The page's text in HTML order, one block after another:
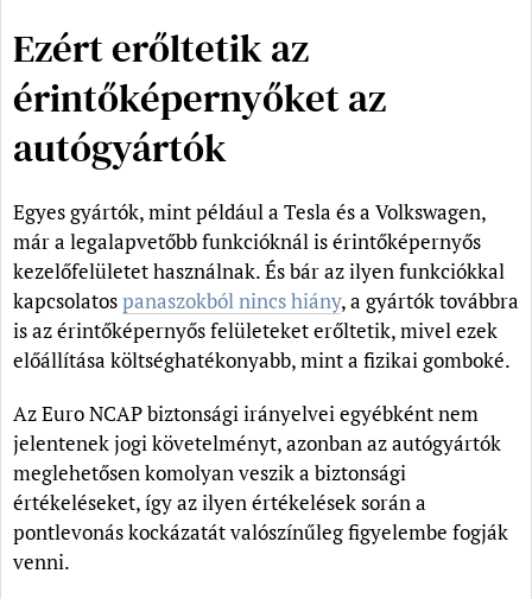
Ezért erőltetik az
érintőképernyőket az
autógyártók
Egyes gyártók, mint például a Tesla és a Volkswagen,
már a legalapvetőbb funkcióknál is érintőképernyős
kezelőfelületet használnak. És bár az ilyen funkciókkal
kapcsolatospanaszokból nincs hiány, a gyártók továbbra
is az érintőképernyős felületeket erőltetik, mivel ezek
előállítása költséghatékonyabb, mint a fizikai gomboké.
Az Euro NCAP biztonsági irányelvei egyébként nem
jelentenek jogi követelményt, azonban az autógyártók
meglehetősen komolyan veszik a biztonsági
értékeléseket, így az ilyen értékelések során a
pontlevonás kockázatát valószínűleg figyelembe fogják
venni.